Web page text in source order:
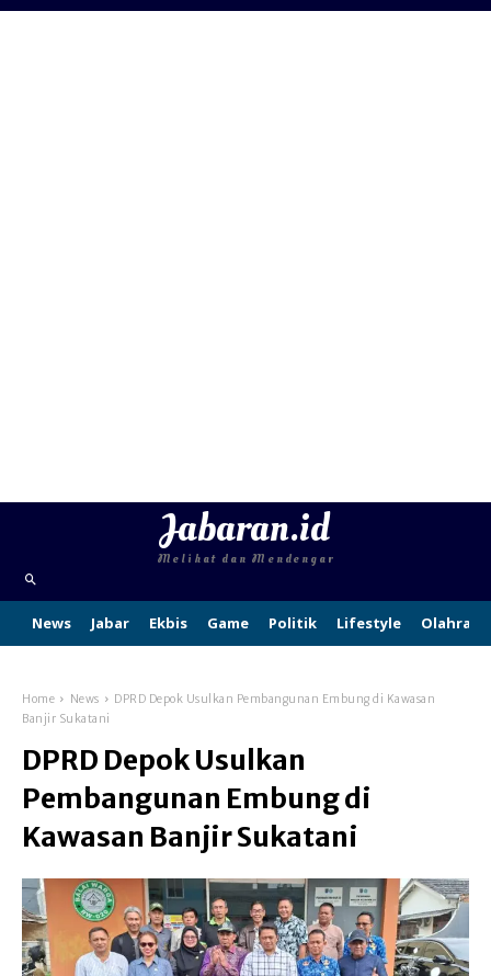
Jabaran.id
Melihat dan Mendengar
News Jabar Ekbis Game Politik Lifestyle Olahraga
Home News
DPRD Depok Usulkan Pembangunan Embung di Kawasan
Banjir Sukatani
DPRD Depok Usulkan
Pembangunan Embung di
Kawasan Banjir Sukatani